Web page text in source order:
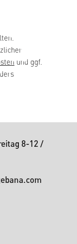
und ggf.
8-12 /